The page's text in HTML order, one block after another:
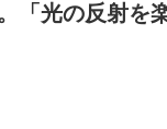
「光の反射を